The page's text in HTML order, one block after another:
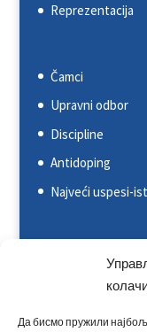
Да бисмо пружили
Reprezentacija
Čamci
Upravni odbor
Discipline
Antidoping
Najveći uspesi-
Svetska
Evropska
Rezultati na